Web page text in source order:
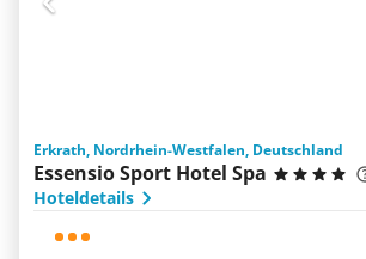
Erkrath, Nordrhein-Westfalen, Deutschland
Essensio Sport Hotel Spa
Hoteldetails